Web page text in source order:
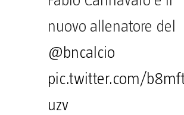
nuovo allenatore del
@bncalcio
pic.twitter.com/
uzv